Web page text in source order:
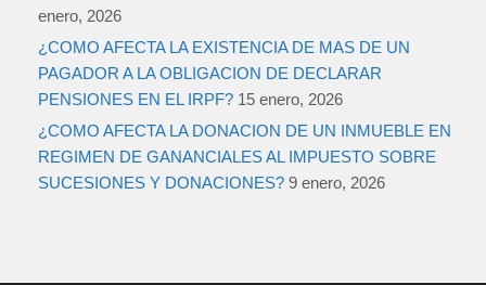
enero, 2026
¿COMO AFECTA LA EXISTENCIA DE MAS DE UN
PAGADOR A LA OBLIGACION DE DECLARAR
PENSIONES EN EL IRPF? 15 enero, 2026
¿COMO AFECTA LA DONACION DE UN INMUEBLE EN
REGIMEN DE GANANCIALES AL IMPUESTO SOBRE
SUCESIONES Y DONACIONES? 9 enero, 2026